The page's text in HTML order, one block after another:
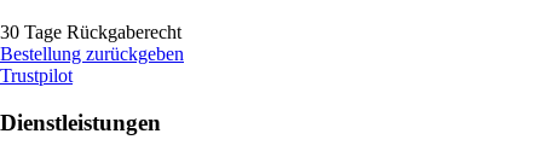
30 Tage Rückgaberecht
Bestellung zurückgeben
Trustpilot
Dienstleistungen